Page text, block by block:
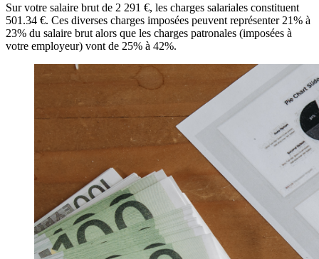
Sur votre salaire brut de 2 291 €, les charges salariales constituent
501.34 €. Ces diverses charges imposées peuvent représenter 21% à
23% du salaire brut alors que les charges patronales (imposées à
votre employeur) vont de 25% à 42%.